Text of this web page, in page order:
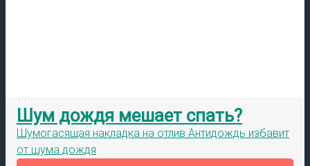
Шум дождя мешает спать?
Шумогасящая накладка на отлив Антидождь избавит
от шума дождя